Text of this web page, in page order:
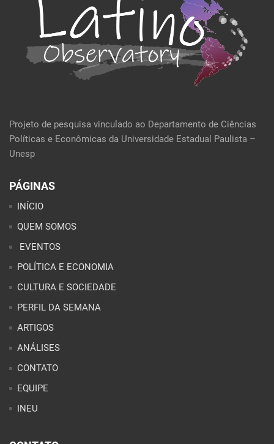
Projeto de pesquisa vinculado ao Departamento de Ciências
Políticas e Econômicas da Universidade Estadual Paulista –
Unesp
PÁGINAS
INÍCIO
QUEM SOMOS
EVENTOS
POLÍTICA E ECONOMIA
CULTURA E SOCIEDADE
PERFIL DA SEMANA
ARTIGOS
ANÁLISES
CONTATO
EQUIPE
INEU